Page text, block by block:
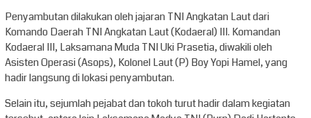
Penyambutan dilakukan oleh jajaran TNI Angkatan Laut dari
Komando Daerah TNI Angkatan Laut (Kodaeral) III. Komandan
Kodaeral III, Laksamana Muda TNI Uki Prasetia, diwakili oleh
Asisten Operasi (Asops), Kolonel Laut (P) Boy Yopi Hamel, yang
hadir langsung di lokasi penyambutan.
Selain itu, sejumlah pejabat dan tokoh turut hadir dalam kegiatan